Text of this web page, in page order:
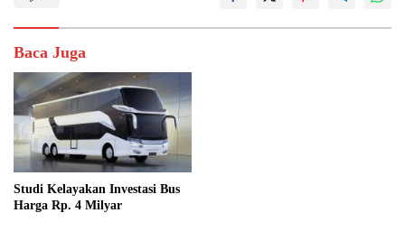
Baca Juga
Studi Kelayakan Investasi Bus
Harga Rp. 4 Milyar